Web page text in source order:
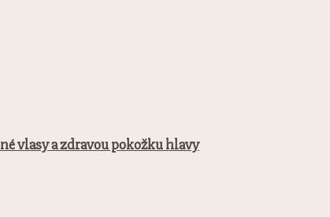
vlasy a zdravou pokožku hlavy